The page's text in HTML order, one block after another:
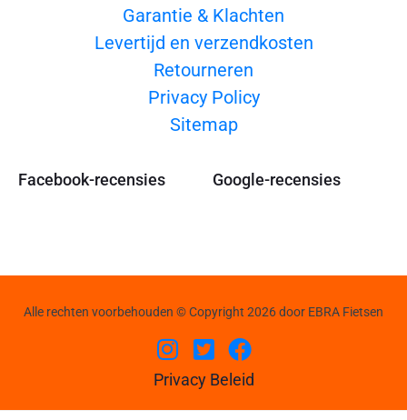
Garantie & Klachten
Levertijd en verzendkosten
Retourneren
Privacy Policy
Sitemap
Facebook-recensies Google-recensies
Alle rechten voorbehouden © Copyright 2026 door EBRA Fietsen
Privacy Beleid